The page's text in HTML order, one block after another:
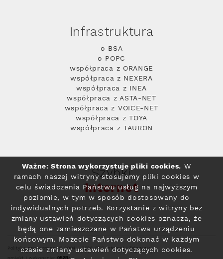
Infrastruktura
o BSA
o POPC
współpraca z ORANGE
współpraca z NEXERA
współpraca z INEA
współpraca z ASTA-NET
współpraca z VOICE-NET
współpraca z TOYA
współpraca z TAURON
Szybki
Internet
Polityka prywatności© 2004 - 2026 RFC Internet i Telewizja
Ważne: Strona wykorzystuje pliki cookies. W
ramach naszej witryny stosujemy pliki cookies w
celu świadczenia Państwu usług na najwyższym
poziomie, w tym w sposób dostosowany do
indywidualnych potrzeb. Korzystanie z witryny bez
zmiany ustawień dotyczących cookies oznacza, że
będą one zamieszczane w Państwa urządzeniu
końcowym. Możecie Państwo dokonać w każdym
czasie zmiany ustawień dotyczących cookies.